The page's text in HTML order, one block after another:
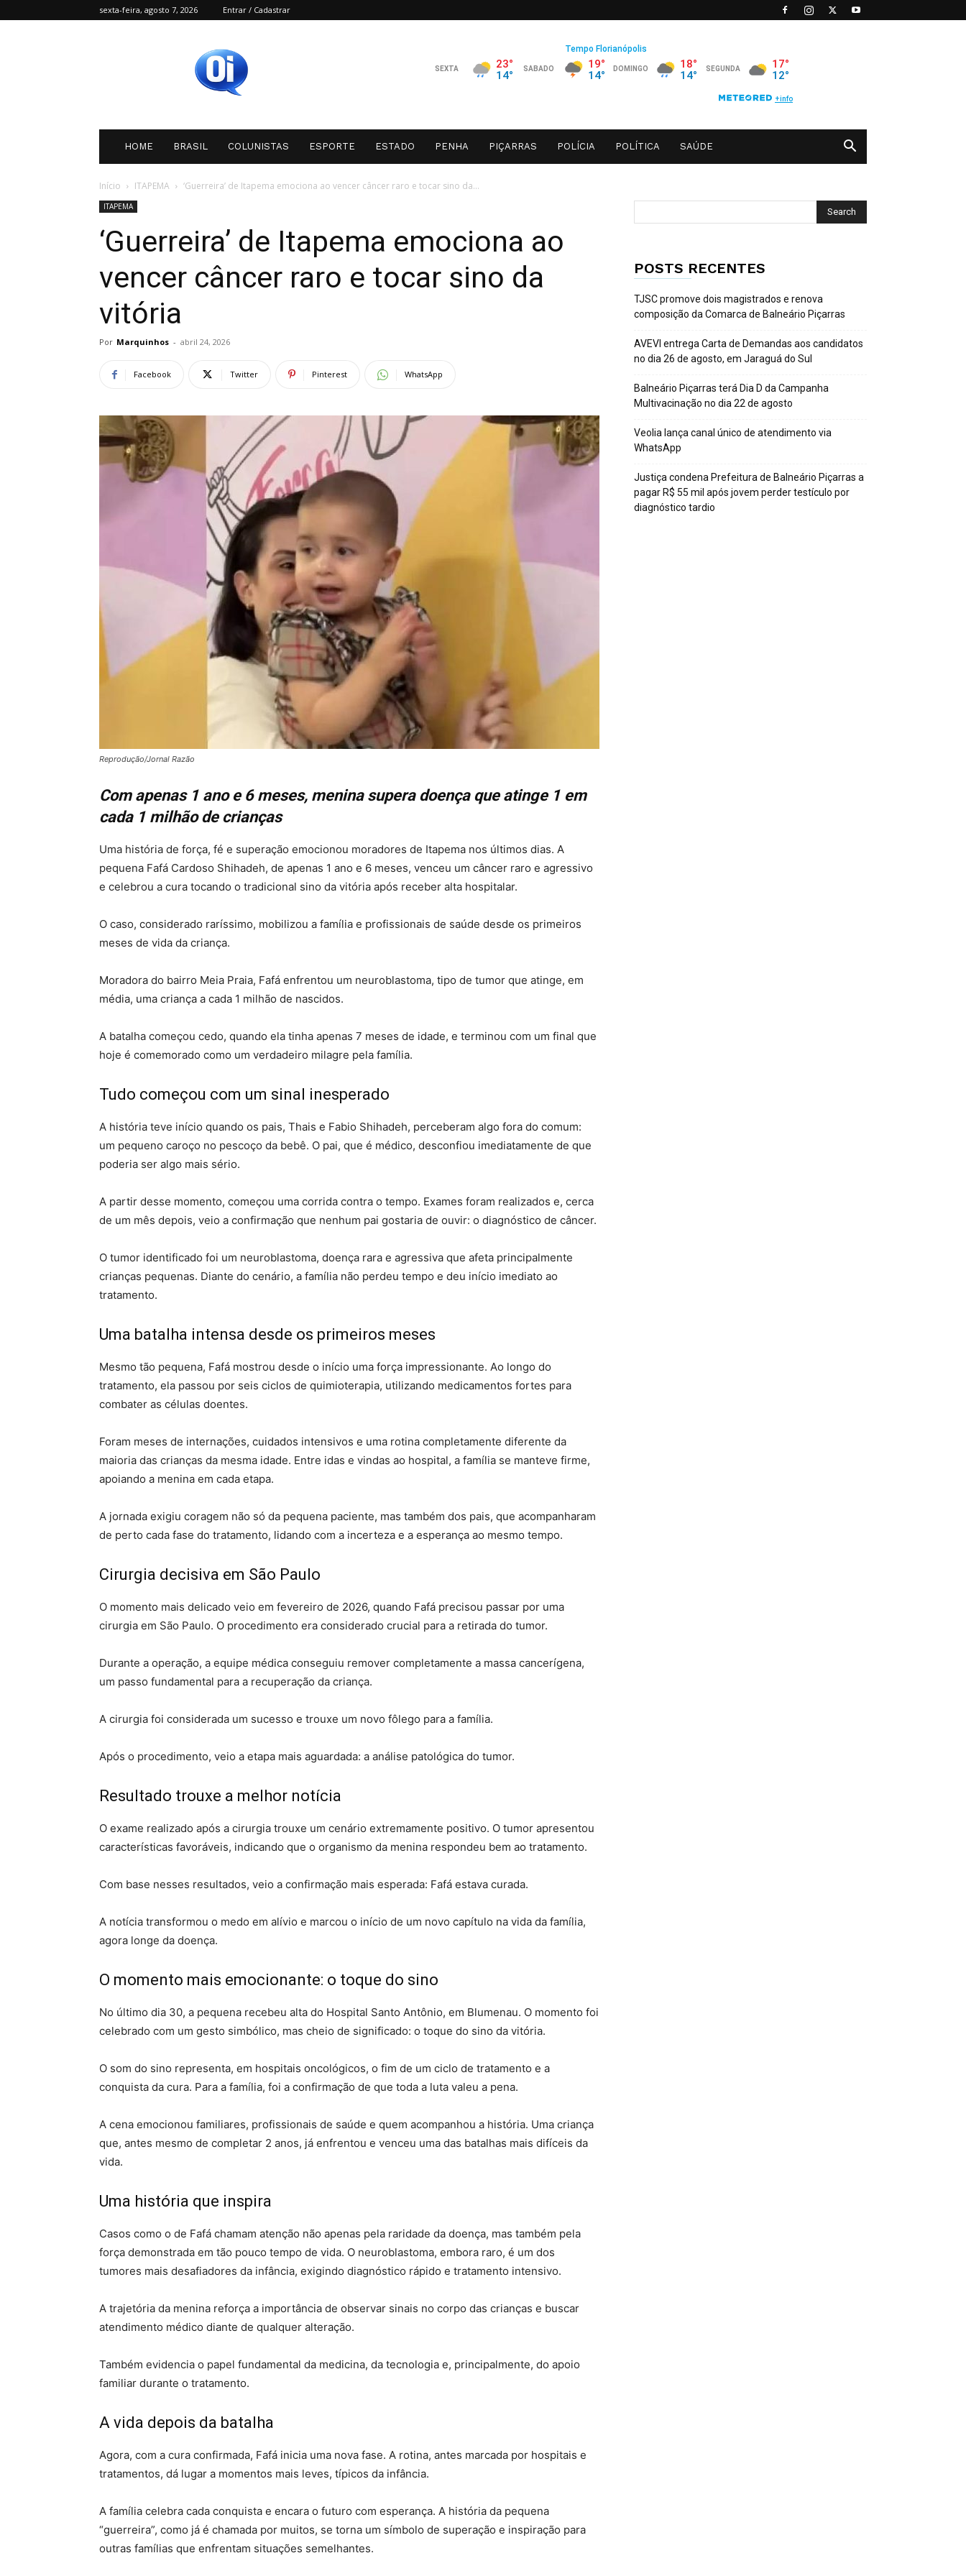
sexta-feira, agosto 7, 2026 Entrar / Cadastrar
HOME BRASIL COLUNISTAS ESPORTE ESTADO PENHA PIÇARRAS POLÍCIA POLÍTICA SAÚDE
Início ITAPEMA ‘Guerreira’ de Itapema emociona ao vencer câncer raro e tocar sino da...
ITAPEMA
‘Guerreira’ de Itapema emociona ao
vencer câncer raro e tocar sino da
vitória
Por Marquinhos - abril 24, 2026
Facebook Twitter Pinterest WhatsApp
Reprodução/Jornal Razão
Com apenas 1 ano e 6 meses, menina supera doença que atinge 1 em
cada 1 milhão de crianças
Uma história de força, fé e superação emocionou moradores de Itapema nos últimos dias. A
pequena Fafá Cardoso Shihadeh, de apenas 1 ano e 6 meses, venceu um câncer raro e agressivo
e celebrou a cura tocando o tradicional sino da vitória após receber alta hospitalar.
O caso, considerado raríssimo, mobilizou a família e profissionais de saúde desde os primeiros
meses de vida da criança.
Moradora do bairro Meia Praia, Fafá enfrentou um neuroblastoma, tipo de tumor que atinge, em
média, uma criança a cada 1 milhão de nascidos.
A batalha começou cedo, quando ela tinha apenas 7 meses de idade, e terminou com um final que
hoje é comemorado como um verdadeiro milagre pela família.
Tudo começou com um sinal inesperado
A história teve início quando os pais, Thais e Fabio Shihadeh, perceberam algo fora do comum:
um pequeno caroço no pescoço da bebê. O pai, que é médico, desconfiou imediatamente de que
poderia ser algo mais sério.
A partir desse momento, começou uma corrida contra o tempo. Exames foram realizados e, cerca
de um mês depois, veio a confirmação que nenhum pai gostaria de ouvir: o diagnóstico de câncer.
O tumor identificado foi um neuroblastoma, doença rara e agressiva que afeta principalmente
crianças pequenas. Diante do cenário, a família não perdeu tempo e deu início imediato ao
tratamento.
Uma batalha intensa desde os primeiros meses
Mesmo tão pequena, Fafá mostrou desde o início uma força impressionante. Ao longo do
tratamento, ela passou por seis ciclos de quimioterapia, utilizando medicamentos fortes para
combater as células doentes.
Foram meses de internações, cuidados intensivos e uma rotina completamente diferente da
maioria das crianças da mesma idade. Entre idas e vindas ao hospital, a família se manteve firme,
apoiando a menina em cada etapa.
A jornada exigiu coragem não só da pequena paciente, mas também dos pais, que acompanharam
de perto cada fase do tratamento, lidando com a incerteza e a esperança ao mesmo tempo.
Cirurgia decisiva em São Paulo
O momento mais delicado veio em fevereiro de 2026, quando Fafá precisou passar por uma
cirurgia em São Paulo. O procedimento era considerado crucial para a retirada do tumor.
Durante a operação, a equipe médica conseguiu remover completamente a massa cancerígena,
um passo fundamental para a recuperação da criança.
A cirurgia foi considerada um sucesso e trouxe um novo fôlego para a família.
Após o procedimento, veio a etapa mais aguardada: a análise patológica do tumor.
Resultado trouxe a melhor notícia
O exame realizado após a cirurgia trouxe um cenário extremamente positivo. O tumor apresentou
características favoráveis, indicando que o organismo da menina respondeu bem ao tratamento.
Com base nesses resultados, veio a confirmação mais esperada: Fafá estava curada.
A notícia transformou o medo em alívio e marcou o início de um novo capítulo na vida da família,
agora longe da doença.
O momento mais emocionante: o toque do sino
No último dia 30, a pequena recebeu alta do Hospital Santo Antônio, em Blumenau. O momento foi
celebrado com um gesto simbólico, mas cheio de significado: o toque do sino da vitória.
O som do sino representa, em hospitais oncológicos, o fim de um ciclo de tratamento e a
conquista da cura. Para a família, foi a confirmação de que toda a luta valeu a pena.
A cena emocionou familiares, profissionais de saúde e quem acompanhou a história. Uma criança
que, antes mesmo de completar 2 anos, já enfrentou e venceu uma das batalhas mais difíceis da
vida.
Uma história que inspira
Casos como o de Fafá chamam atenção não apenas pela raridade da doença, mas também pela
força demonstrada em tão pouco tempo de vida. O neuroblastoma, embora raro, é um dos
tumores mais desafiadores da infância, exigindo diagnóstico rápido e tratamento intensivo.
A trajetória da menina reforça a importância de observar sinais no corpo das crianças e buscar
atendimento médico diante de qualquer alteração.
Também evidencia o papel fundamental da medicina, da tecnologia e, principalmente, do apoio
familiar durante o tratamento.
A vida depois da batalha
Agora, com a cura confirmada, Fafá inicia uma nova fase. A rotina, antes marcada por hospitais e
tratamentos, dá lugar a momentos mais leves, típicos da infância.
A família celebra cada conquista e encara o futuro com esperança. A história da pequena
“guerreira”, como já é chamada por muitos, se torna um símbolo de superação e inspiração para
outras famílias que enfrentam situações semelhantes.
POSTS RECENTES
TJSC promove dois magistrados e renova
composição da Comarca de Balneário Piçarras
AVEVI entrega Carta de Demandas aos candidatos
no dia 26 de agosto, em Jaraguá do Sul
Balneário Piçarras terá Dia D da Campanha
Multivacinação no dia 22 de agosto
Veolia lança canal único de atendimento via
WhatsApp
Justiça condena Prefeitura de Balneário Piçarras a
pagar R$ 55 mil após jovem perder testículo por
diagnóstico tardio